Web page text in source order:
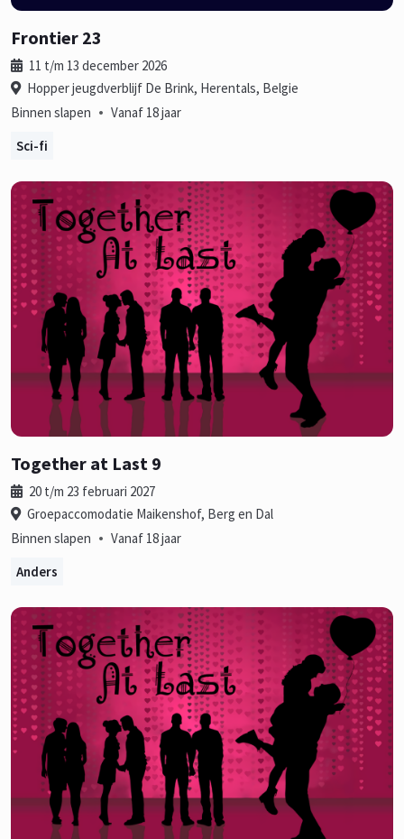
Frontier 23
11 t/m 13 december 2026
Hopper jeugdverblijf De Brink, Herentals, Belgie
Binnen slapen • Vanaf 18 jaar
Sci-fi
Together at Last 9
20 t/m 23 februari 2027
Groepaccomodatie Maikenshof, Berg en Dal
Binnen slapen • Vanaf 18 jaar
Anders